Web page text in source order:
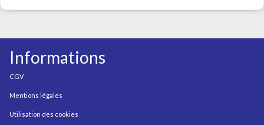
Informations
CGV
Mentions légales
Utilisation des cookies